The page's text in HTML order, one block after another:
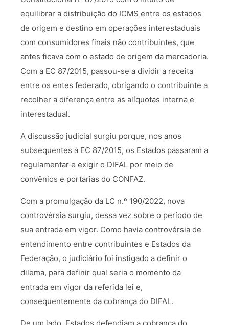
equilibrar a distribuição do ICMS entre os estados
de origem e destino em operações interestaduais
com consumidores finais não contribuintes, que
antes ficava com o estado de origem da mercadoria.
Com a EC 87/2015, passou-se a dividir a receita
entre os entes federado, obrigando o contribuinte a
recolher a diferença entre as alíquotas interna e
interestadual.
A discussão judicial surgiu porque, nos anos
subsequentes à EC 87/2015, os Estados passaram a
regulamentar e exigir o DIFAL por meio de
convênios e portarias do CONFAZ.
Com a promulgação da LC n.º 190/2022, nova
controvérsia surgiu, dessa vez sobre o período de
sua entrada em vigor. Como havia controvérsia de
entendimento entre contribuintes e Estados da
Federação, o judiciário foi instigado a definir o
dilema, para definir qual seria o momento da
entrada em vigor da referida lei e,
consequentemente da cobrança do DIFAL.